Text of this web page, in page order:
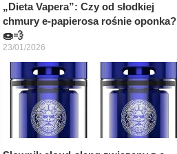
„Dieta Vapera”: Czy od słodkiej
chmury e-papierosa rośnie oponka?
🍩💨
23/01/2026